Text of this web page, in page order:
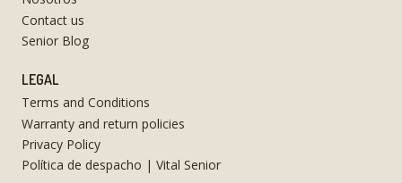
Contact us
Senior Blog
LEGAL
Terms and Conditions
Warranty and return policies
Privacy Policy
Política de despacho | Vital Senior